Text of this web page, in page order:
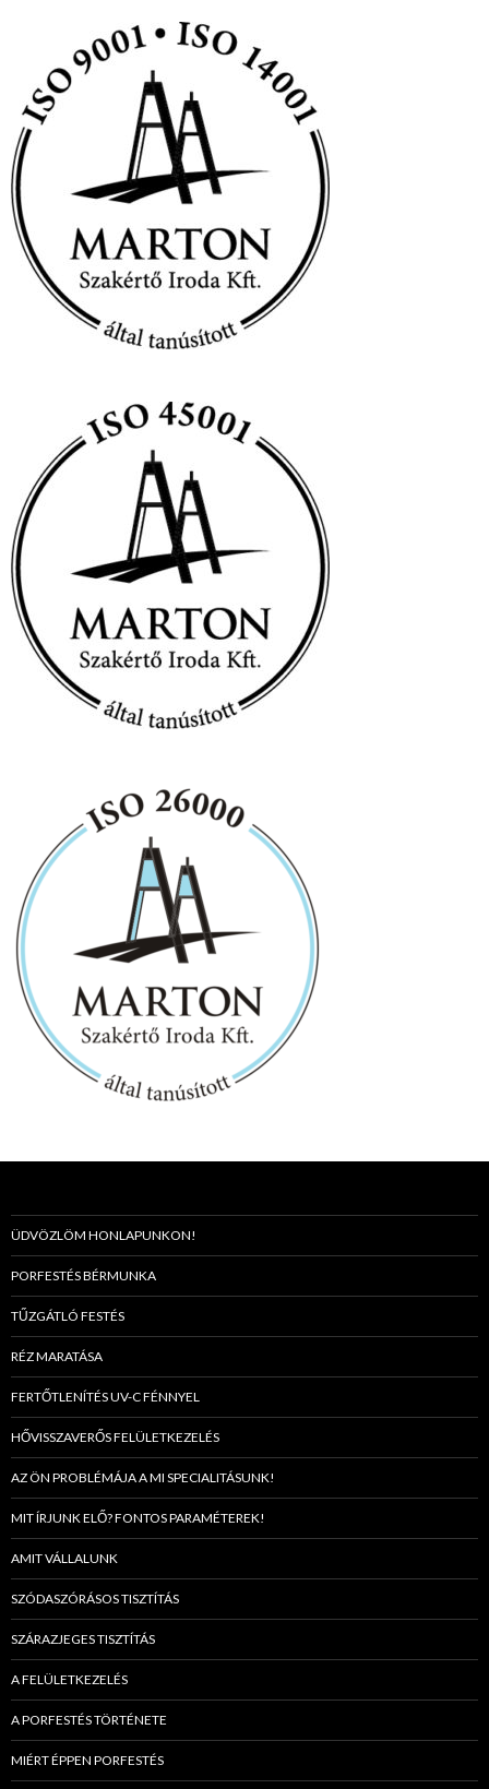
ÜDVÖZLÖM HONLAPUNKON!
PORFESTÉS BÉRMUNKA
TŰZGÁTLÓ FESTÉS
RÉZ MARATÁSA
FERTŐTLENÍTÉS UV-C FÉNNYEL
HŐVISSZAVERŐS FELÜLETKEZELÉS
AZ ÖN PROBLÉMÁJA A MI SPECIALITÁSUNK!
MIT ÍRJUNK ELŐ? FONTOS PARAMÉTEREK!
AMIT VÁLLALUNK
SZÓDASZÓRÁSOS TISZTÍTÁS
SZÁRAZJEGES TISZTÍTÁS
A FELÜLETKEZELÉS
A PORFESTÉS TÖRTÉNETE
MIÉRT ÉPPEN PORFESTÉS